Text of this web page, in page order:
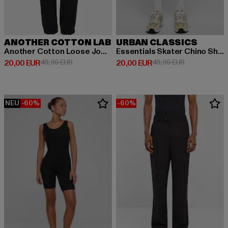
ANOTHER COTTON LAB
Another Cotton Loose Jogger
20,00 EUR
Derzeitiger Preis: 20,00 EUR
49,99 EURAktionspreis: 49,99 EUR
URBAN CLASSICS
Essentials Skater Chino Shorts
20,00 EUR
Derzeitiger Preis: 20,00 EUR
49,99 EURAktionspreis:
NEU -60% -60%